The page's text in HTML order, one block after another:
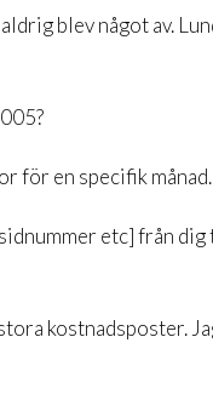
aldrig blev något av.
för en specifik
etc] från
kostnadsposter.